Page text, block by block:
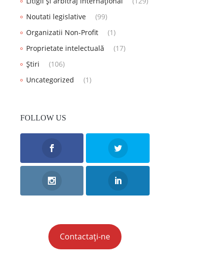
Noutati legislative
(99)
Organizatii Non-Profit
(1)
Proprietate intelectuală
(17)
Știri
(106)
Uncategorized
(1)
FOLLOW US
Contactați-ne